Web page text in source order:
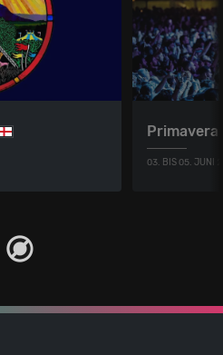
Primavera
03. BIS 05. JUNI